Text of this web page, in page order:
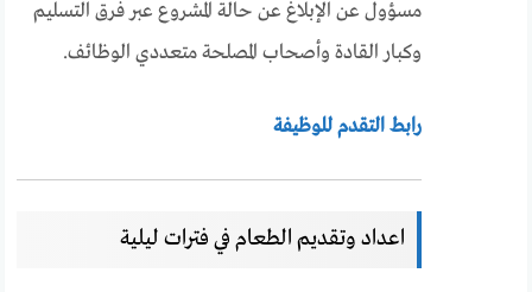
مسؤول عن الإبلاغ عن حالة المشروع عبر فرق التسليم
وكبار القادة وأصحاب المصلحة متعددي الوظائف.
رابط التقدم للوظيفة
اعداد وتقديم الطعام في فترات ليلية